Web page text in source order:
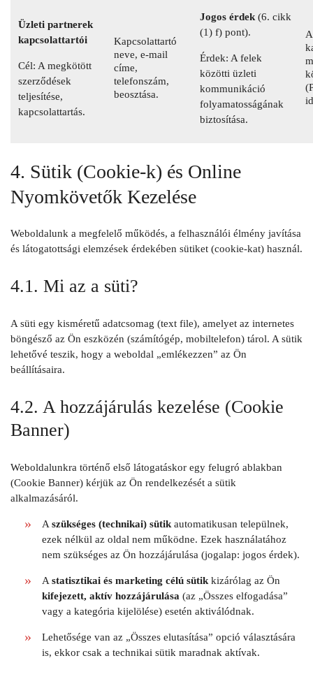
Üzleti partnerek
kapcsolattartói
Cél: A megkötött
szerződések
teljesítése,
kapcsolattartás.
Kapcsolattartó
neve, e-mail
címe,
telefonszám,
beosztása.
Jogos érdek (6. cikk
(1) f) pont).
Érdek: A felek
közötti üzleti
kommunikáció
folyamatosságának
biztosítása.
4. Sütik (Cookie-k) és Online
Nyomkövetők Kezelése
Weboldalunk a megfelelő működés, a felhasználói élmény javítása
és látogatottsági elemzések érdekében sütiket (cookie-kat) használ.
4.1. Mi az a süti?
A süti egy kisméretű adatcsomag (text file), amelyet az internetes
böngésző az Ön eszközén (számítógép, mobiltelefon) tárol. A sütik
lehetővé teszik, hogy a weboldal „emlékezzen” az Ön
beállításaira.
4.2. A hozzájárulás kezelése (Cookie
Banner)
Weboldalunkra történő első látogatáskor egy felugró ablakban
(Cookie Banner) kérjük az Ön rendelkezését a sütik
alkalmazásáról.
Aszükséges (technikai) sütikautomatikusan települnek,
ezek nélkül az oldal nem működne. Ezek használatához
nem szükséges az Ön hozzájárulása (jogalap: jogos érdek).
Astatisztikai és marketing célú sütikkizárólag az Ön
kifejezett, aktív hozzájárulása(az „Összes elfogadása”
vagy a kategória kijelölése) esetén aktiválódnak.
Lehetősége van az „Összes elutasítása” opció választására
is, ekkor csak a technikai sütik maradnak aktívak.